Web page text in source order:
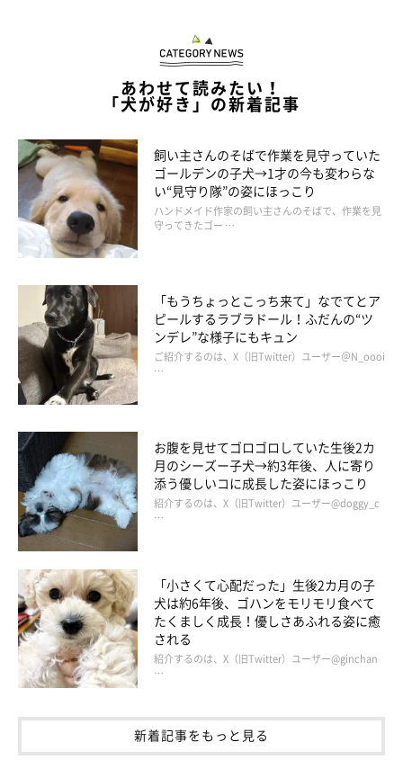
あわせて読みたい！
「犬が好き」の新着記事
飼い主さんのそばで作業を見守っていた
ゴールデンの子犬→1才の今も変わらな
い“見守り隊”の姿にほっこり
ハンドメイド作家の飼い主さんのそばで、作業を見
守ってきたゴー …
「もうちょっとこっち来て」なでてとア
ピールするラブラドール！ふだんの“ツ
ンデレ”な様子にもキュン
ご紹介するのは、X（旧Twitter）ユーザー＠N_oooi
…
お腹を見せてゴロゴロしていた生後2カ
月のシーズー子犬→約3年後、人に寄り
添う優しいコに成長した姿にほっこり
紹介するのは、X（旧Twitter）ユーザー@doggy_c
…
「小さくて心配だった」生後2カ月の子
犬は約6年後、ゴハンをモリモリ食べて
たくましく成長！優しさあふれる姿に癒
される
紹介するのは、X（旧Twitter）ユーザー@ginchan
…
新着記事をもっと見る